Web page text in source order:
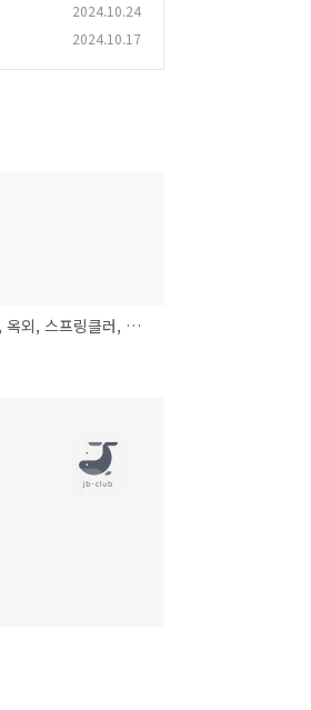
2024.10.24
2024.10.17
옥내, 옥외, 스프링클러, 비상방송설비 설치대상 및 자동화재탐지설비등